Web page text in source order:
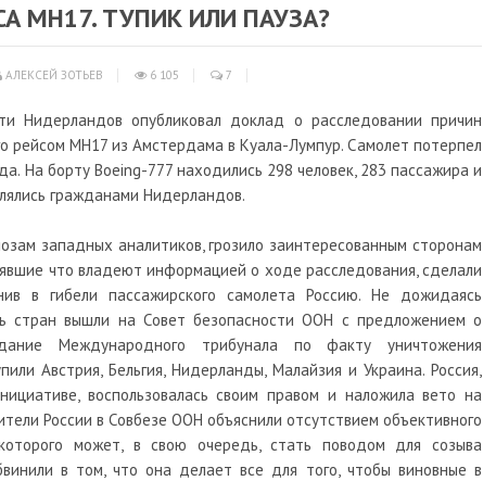
МН17. ТУПИК ИЛИ ПАУЗА?
АЛЕКСЕЙ ЗОТЬЕВ 6 105 7
Нидерландов опубликовал доклад о расследовании причин
рейсом МН17 из Амстердама в Куала-Лумпур. Самолет потерпел
На борту Boeing-777 находились 298 человек, 283 пассажира и
гражданами Нидерландов.
западных аналитиков, грозило заинтересованным сторонам
что владеют информацией о ходе расследования, сделали
в гибели пассажирского самолета Россию. Не дожидаясь
стран вышли на Совет безопасности ООН с предложением о
Международного трибунала по факту уничтожения
Австрия, Бельгия, Нидерланды, Малайзия и Украина. Россия,
воспользовалась своим правом и наложила вето на
России в Совбезе ООН объяснили отсутствием объективного
может, в свою очередь, стать поводом для созыва
в том, что она делает все для того, чтобы виновные в